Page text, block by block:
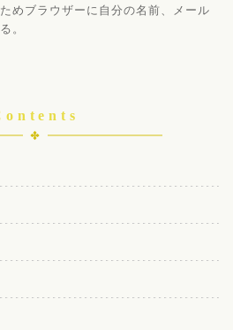
めブラウザーに自分の名前、メール
。